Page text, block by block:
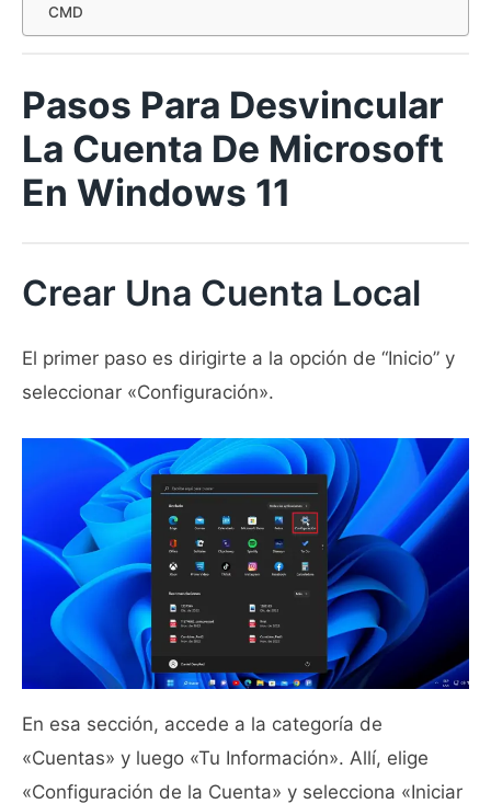
CMD
Pasos Para Desvincular
La Cuenta De Microsoft
En Windows 11
Crear Una Cuenta Local
El primer paso es dirigirte a la opción de “Inicio” y
seleccionar «Configuración».
En esa sección, accede a la categoría de
«Cuentas» y luego «Tu Información». Allí, elige
«Configuración de la Cuenta» y selecciona «Iniciar